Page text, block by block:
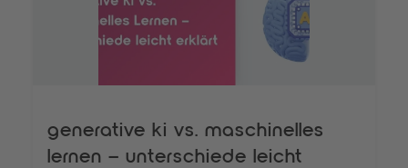
generative ki vs. maschinelles
lernen – unterschiede leicht